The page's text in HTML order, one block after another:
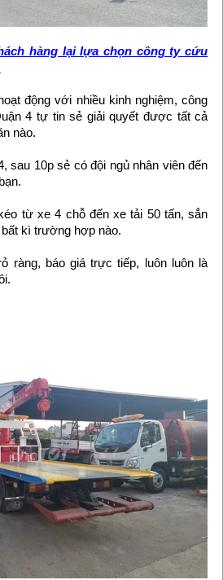
hàng lại lựa chọn công ty cứu
động với nhiều kinh nghiệm, công
4 tự tin sẻ giải quyết được tất cả
nào.
sau 10p sẻ có đội ngủ nhân viên đến
từ xe 4 chỗ đến xe tải 50 tấn, sẳn
kì trường hợp nào.
ràng, báo giá trực tiếp, luôn luôn là